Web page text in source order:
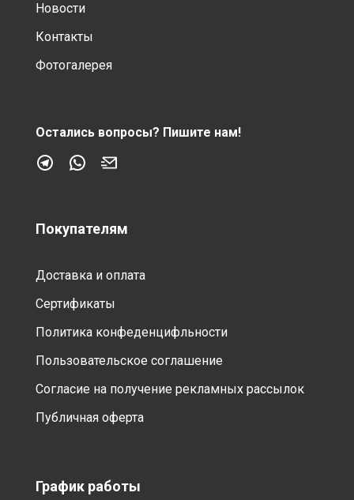
Новости
Контакты
Фотогалерея
Остались вопросы? Пишите нам!
Покупателям
Доставка и оплата
Сертификаты
Политика конфеденцифльности
Пользовательское соглашение
Согласие на получение рекламных рассылок
Публичная оферта
График работы